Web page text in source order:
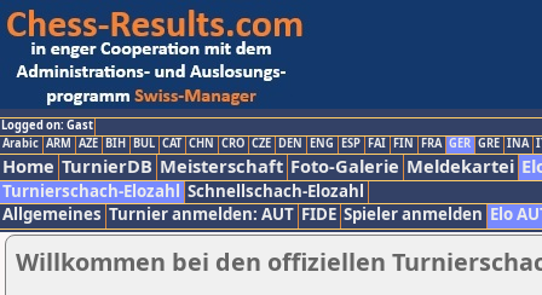
Logged on: Gast
Arabic ARM AZE BIH BUL CAT CHN CRO CZE DEN ENG ESP FAI FIN FRA GER GRE INA
Home TurnierDB Meisterschaft Foto-Galerie Meldekartei
Turnierschach-Elozahl Schnellschach-Elozahl
Allgemeines Turnier anmelden: AUT FIDE Spieler anmelden Elo
Willkommen bei den offiziellen